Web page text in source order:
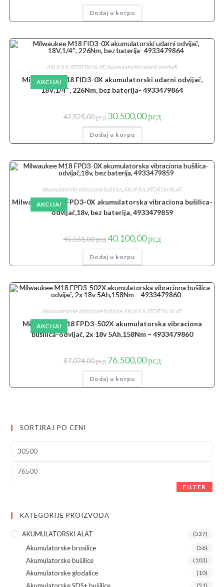
Dodaj u korpu
AKCIJA!
AKUMULATORSKI ALAT,Akumulatorski udarni zavrtači
Milwaukee M18 FID3-0X akumulatorski udarni odvijač,
18V,1/4″, 226Nm, bez baterija- 4933479864
42.525,00рсд Originalna
cena
je
bila:
42.525,00 рсд.
30.500,00рсдTrenutna
cena
Dodaj u korpu
AKCIJA!
Akumulatorske vibracione bušilice AKUMULATORSKI ALAT
Milwaukee M18 FPD3-0X akumulatorska vibraciona bušilica-
odvijač,18v, bez baterija, 4933479859
45.561,00рсд Originalna
cena
je
bila:
45.561,00 рсд.
40.100,00рсдTrenutna
cena
Dodaj u korpu
AKCIJA!
Akumulatorske vibracione bušilice,AKUMULATORSKI ALAT
Milwaukee M18 FPD3-502X akumulatorska vibraciona
bušilica-odvijač, 2x 18v 5Ah,158Nm – 4933479860
87.074,00рсд Originalna
cena
je
bila:
87.074,00 рсд.
76.500,00рсдTrenutna
cena
Dodaj u korpu
SORTIRAJ PO CENI
FILTER
KATEGORIJE PROIZVODA
AKUMULATORSKI ALAT (537)
Akumulatorske brusilice (56)
Akumulatorske bušilice (103)
Akumulatorske glodalice (10)
Akumulatorske SDS+ bušilice (51)